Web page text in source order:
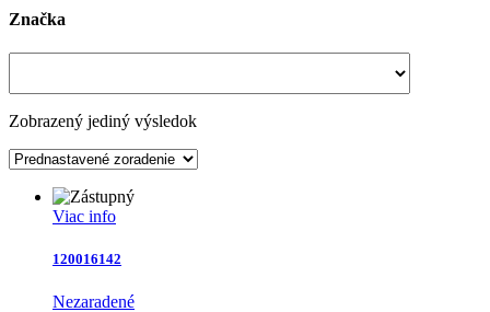
Značka
Zobrazený jediný výsledok
Viac info
120016142
Nezaradené